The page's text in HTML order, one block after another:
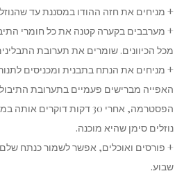
+ מניחים את חזה ההודו במסננת עד
+ מערבבים בקערה קטנה את כל חומרי
מכל הכיוונים. שומרים את תערובת
האפייה מברישים פעמיים בתערובת
הפסטרמה, אחרי 30 דקות
נוזלים סימן שהיא מוכנה.
+ פורסים ואוכלים, אפשר לשמור כנתח
שבוע.